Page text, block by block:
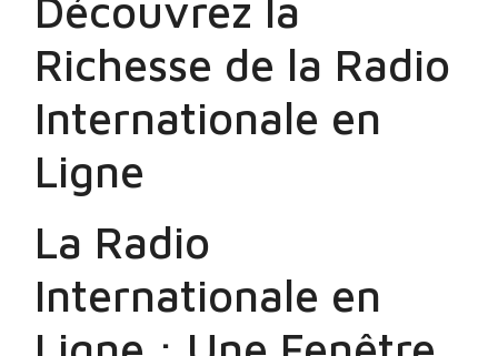
Découvrez la
Richesse de la Radio
Internationale en
Ligne
La Radio
Internationale en